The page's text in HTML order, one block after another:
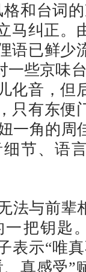
和台词
马纠正。
语已鲜少
一些京味
化音，但
只有东便
一角的周
节、语
法与前辈
把钥匙
表示“唯
真感受”